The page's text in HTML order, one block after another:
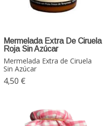
Mermelada Extra De Ciruela
Roja Sin Azúcar
Mermelada Extra de Ciruela
Sin Azúcar
4,50 €